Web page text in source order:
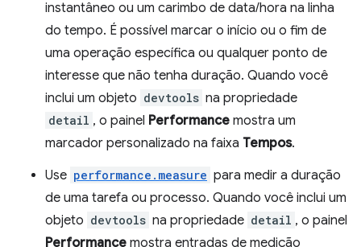
instantâneo ou um carimbo de data/hora na linha
do tempo. É possível marcar o início ou o fim de
uma operação específica ou qualquer ponto de
interesse que não tenha duração. Quando você
inclui um objeto devtools na propriedade
detail , o painel Performance mostra um
marcador personalizado na faixa Tempos.
Use performance.measure para medir a duração
de uma tarefa ou processo. Quando você inclui um
objeto devtools na propriedade detail , o painel
Performance mostra entradas de medição